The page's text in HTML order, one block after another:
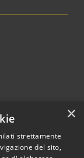
×
strettamente
del sito,